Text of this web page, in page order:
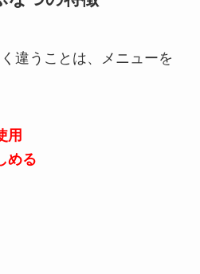
違うことは、メニューを
用
める